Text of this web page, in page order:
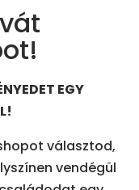
EGY
választod,
vendégül